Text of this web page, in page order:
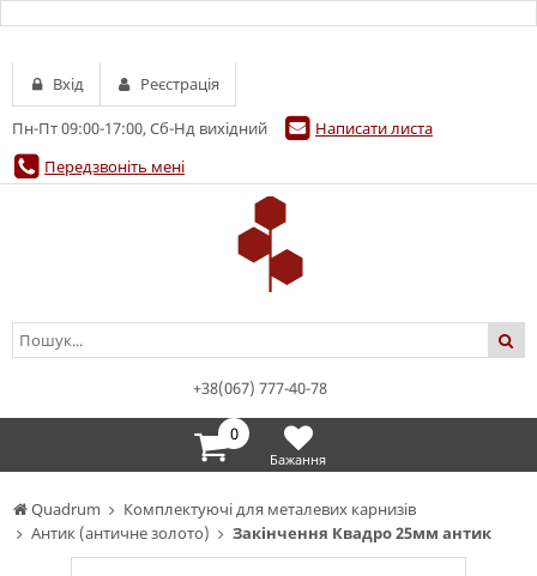
Quadrum
Комплектуючі для металевих карнизів
Антик (античне золото)
Закінчення Квадро 25мм антик
Пн-Пт 09:00-17:00, Сб-Нд вихідний
Написати листа
Передзвоніть мені
Вхід Реєстрація
+38(067) 777-40-78
0
Бажання